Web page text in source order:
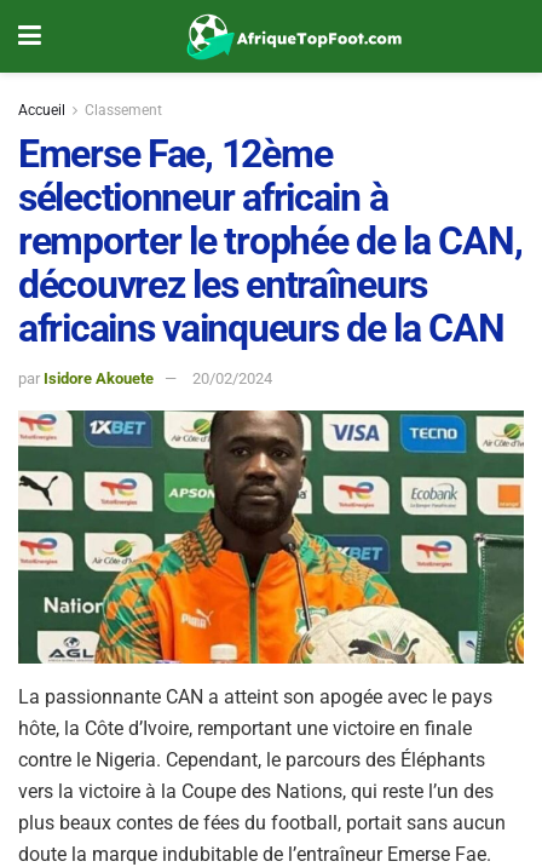
Accueil Classement
Emerse Fae, 12ème
sélectionneur africain à
remporter le trophée de la CAN,
découvrez les entraîneurs
africains vainqueurs de la CAN
par Isidore Akouete 20/02/2024
La passionnante CAN a atteint son apogée avec le pays
hôte, la Côte d’Ivoire, remportant une victoire en finale
contre le Nigeria. Cependant, le parcours des Éléphants
vers la victoire à la Coupe des Nations, qui reste l’un des
plus beaux contes de fées du football, portait sans aucun
doute la marque indubitable de l’entraîneur Emerse Fae.